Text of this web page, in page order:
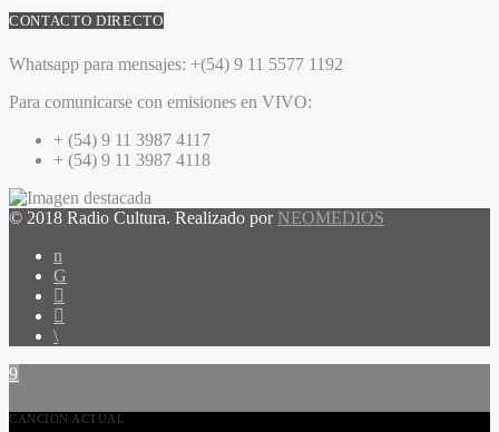
CONTACTO DIRECTO
Whatsapp para mensajes: +(54) 9 11 5577 1192
Para comunicarse con emisiones en VIVO:
+ (54) 9 11 3987 4117
+ (54) 9 11 3987 4118
© 2018 Radio Cultura. Realizado por NEOMEDIOS
CANCIÓN ACTUAL